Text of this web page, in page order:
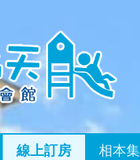
線上訂房 相本集